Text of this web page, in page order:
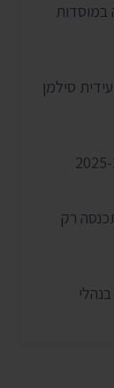
במוסדות
סילמן
רק